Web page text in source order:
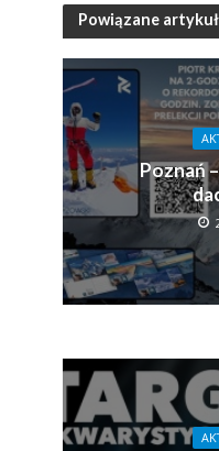
Powiązane
Poznań